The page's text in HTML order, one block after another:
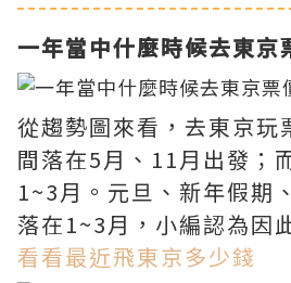
一年當中什麼時候去東京
從趨勢圖來看，去東京玩
間落在5月、11月出發；
1~3月。元旦、新年假期
落在1~3月，小編認為因
看看最近飛東京多少錢